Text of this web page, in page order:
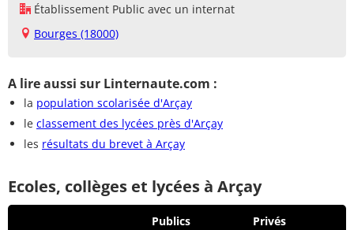
Établissement Public avec un internat
Bourges (18000)
A lire aussi sur Linternaute.com :
la population scolarisée d'Arçay
le classement des lycées près d'Arçay
les résultats du brevet à Arçay
Ecoles, collèges et lycées à Arçay
Publics Privés